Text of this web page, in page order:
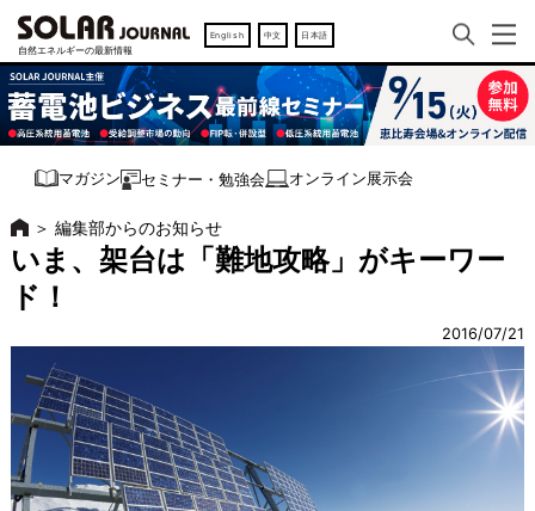
English 中文 日本語
マガジン セミナー・勉強会 オンライン展示会
＞ 編集部からのお知らせ
いま、架台は「難地攻略」がキーワー
ド！
2016/07/21